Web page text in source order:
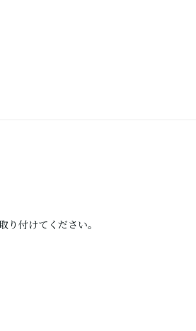
付けてください。